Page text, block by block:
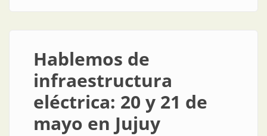
Hablemos de
infraestructura
eléctrica: 20 y 21 de
mayo en Jujuy